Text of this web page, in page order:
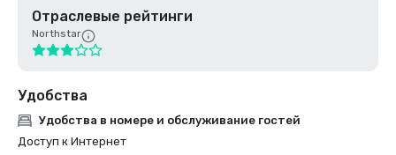
Отраслевые рейтинги
Northstar
Удобства
Удобства в номере и обслуживание гостей
Доступ к Интернет